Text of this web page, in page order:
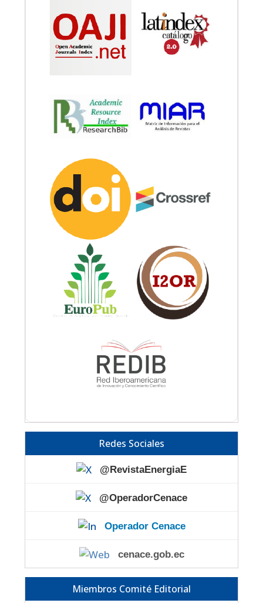
Redes Sociales
@RevistaEnergiaE
@OperadorCenace
Operador Cenace
cenace.gob.ec
Miembros Comité Editorial